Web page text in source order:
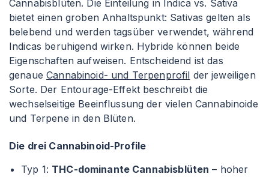
Cannabisblüten. Die Einteilung in Indica vs. Sativa
bietet einen groben Anhaltspunkt: Sativas gelten als
belebend und werden tagsüber verwendet, während
Indicas beruhigend wirken. Hybride können beide
Eigenschaften aufweisen. Entscheidend ist das
genaueCannabinoid- und Terpenprofil der jeweiligen
Sorte. Der Entourage-Effekt beschreibt die
wechselseitige Beeinflussung der vielen Cannabinoide
und Terpene in den Blüten.
Die drei Cannabinoid-Profile
Typ 1: THC-dominante Cannabisblüten – hoher